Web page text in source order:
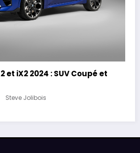
et iX2 2024 : SUV Coupé et
Steve Jolibois